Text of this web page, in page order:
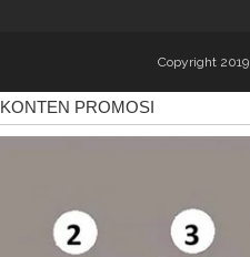
Copyright 2019